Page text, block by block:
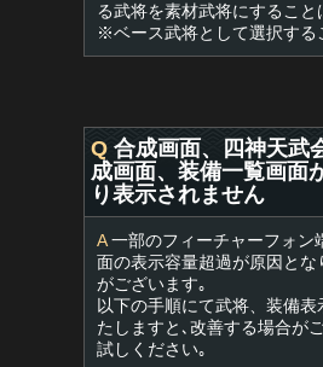
る武将を素材武将にすること
※ベース武将として選択する
Q 合成画面、四神天武
成画面、装備一覧画面
り表示されません
A一部のフィーチャーフォン
面の表示容量超過が原因とな
がございます｡
以下の手順にて武将、装備
たしますと､改善する場合が
試しください｡